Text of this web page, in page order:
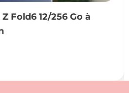
Fold6 12/256 Go à